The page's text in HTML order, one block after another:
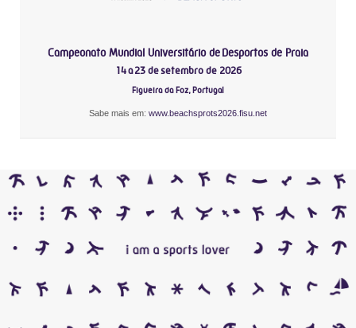
Campeonato Mundial Universitário de Desportos de Praia
14 a 23 de setembro de 2026
Figueira da Foz, Portugal
Sabe mais em: www.beachsprots2026.fisu.net